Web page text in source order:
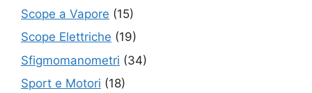
Scope a Vapore (15)
Scope Elettriche (19)
Sfigmomanometri (34)
Sport e Motori (18)